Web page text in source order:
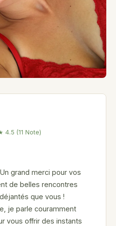
(11 Note)
grand merci pour vos
de belles rencontres
que vous !
je parle couramment
vous offrir des instants